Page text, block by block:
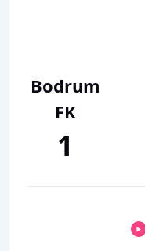
Bodrum
FK
1